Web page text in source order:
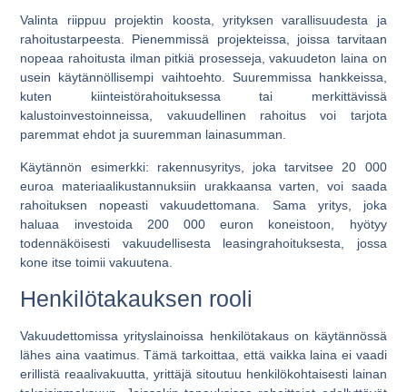
Valinta riippuu projektin koosta, yrityksen varallisuudesta ja
rahoitustarpeesta. Pienemmissä projekteissa, joissa tarvitaan
nopeaa rahoitusta ilman pitkiä prosesseja, vakuudeton laina on
usein käytännöllisempi vaihtoehto. Suuremmissa hankkeissa,
kuten kiinteistörahoituksessa tai merkittävissä
kalustoinvestoinneissa, vakuudellinen rahoitus voi tarjota
paremmat ehdot ja suuremman lainasumman.
Käytännön esimerkki: rakennusyritys, joka tarvitsee 20 000
euroa materiaalikustannuksiin urakkaansa varten, voi saada
rahoituksen nopeasti vakuudettomana. Sama yritys, joka
haluaa investoida 200 000 euron koneistoon, hyötyy
todennäköisesti vakuudellisesta leasingrahoituksesta, jossa
kone itse toimii vakuutena.
Henkilötakauksen rooli
Vakuudettomissa yrityslainoissa henkilötakaus on käytännössä
lähes aina vaatimus. Tämä tarkoittaa, että vaikka laina ei vaadi
erillistä reaalivakuutta, yrittäjä sitoutuu henkilökohtaisesti lainan